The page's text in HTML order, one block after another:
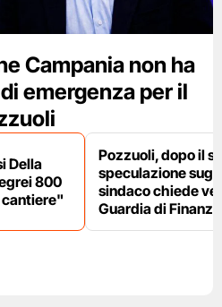
Campania non ha
emergenza per il
Della
800
cantiere"
Pozzuoli, dopo il
speculazione
sindaco chiede
Guardia di Finanza